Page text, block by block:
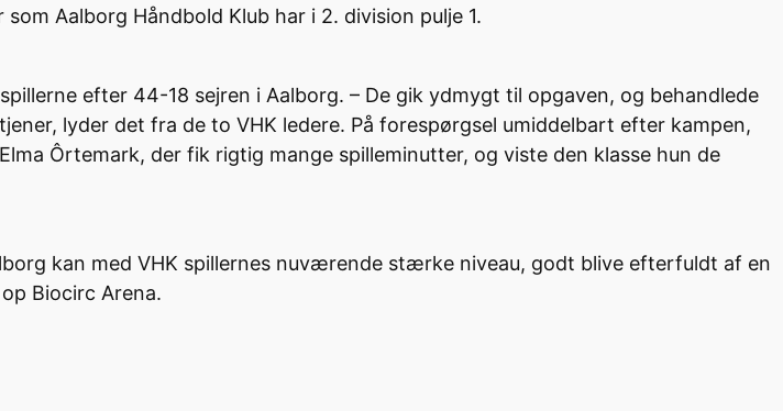
Aalborg Håndbold Klub har i 2. division pulje 1.
efter 44-18 sejren i Aalborg. – De gik ydmygt til opgaven, og behandlede
lyder det fra de to VHK ledere. På forespørgsel umiddelbart efter kampen,
Ôrtemark, der fik rigtig mange spilleminutter, og viste den klasse hun de
kan med VHK spillernes nuværende stærke niveau, godt blive efterfuldt af en
Biocirc Arena.